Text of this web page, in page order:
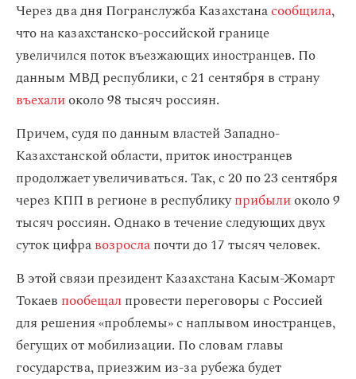
Через два дня Погранслужба Казахстанасообщила,
что на казахстанско-российской границе
увеличился поток въезжающих иностранцев. По
данным МВД республики, с 21 сентября в страну
въехалиоколо 98 тысяч россиян.
Причем, судя по данным властей Западно-
Казахстанской области, приток иностранцев
продолжает увеличиваться. Так, с 20 по 23 сентября
через КПП в регионе в республикуприбылиоколо 9
тысяч россиян. Однако в течение следующих двух
суток цифравозрослапочти до 17 тысяч человек.
В этой связи президент Казахстана Касым-Жомарт
Токаев пообещал провести переговоры с Россией
для решения «проблемы» с наплывом иностранцев,
бегущих от мобилизации. По словам главы
государства, приезжим из-за рубежа будет